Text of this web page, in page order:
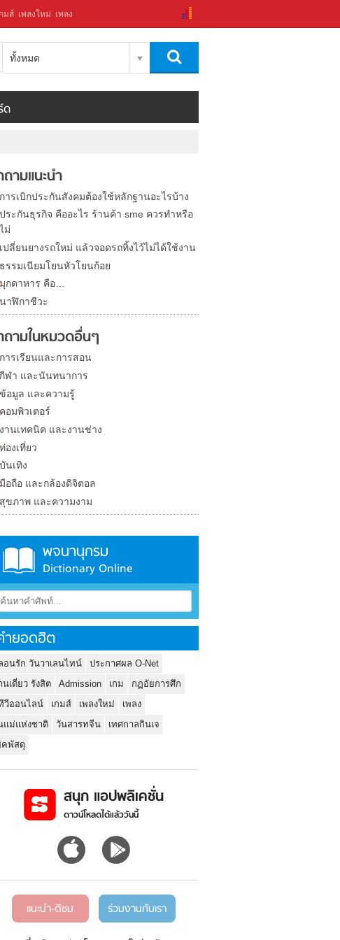
มส์ เพลงใหม่ เพลง
ทั้งหมด
ด
ามแนะนำ
การเบิกประกันสังคมต้องใช้หลักฐานอะไรบ้าง
ประกันธุรกิจ คืออะไร ร้านค้า sme ควรทำหรือ
ไม่
เปลี่ยนยางรถใหม่ แล้วจอดรถทิ้งไว้ไม่ได้ใช้งาน
ธรรมเนียมโยนหัวโยนก้อย
มุกดาหาร คือ…
นาฬิกาชีวะ
ถามในหมวดอื่นๆ
การเรียนและการสอน
กีฬา และนันทนาการ
ข้อมูล และความรู้
คอมพิวเตอร์
งานเทคนิค และงานช่าง
ท่องเที่ยว
บันเทิง
มือถือ และกล้องดิจิตอล
สุขภาพ และความงาม
พจนานุกรม
Dictionary Online
ำยอดฮิต
อนรัก วันวาเลนไทน์
ประกาศผล O-Net
นเดี่ยว รังสิต
Admission เกม
กฏอัยการศึก
วีออนไลน์
เกมส์ เพลงใหม่
เพลง
แม่แห่งชาติ
วันสารทจีน
เทศกาลกินเจ
คพัสดุ
สนุก แอปพลิเคชั่น
ดาวน์โหลดได้แล้ววันนี้
แนะนำ-ติชม ร่วมงานกับเรา